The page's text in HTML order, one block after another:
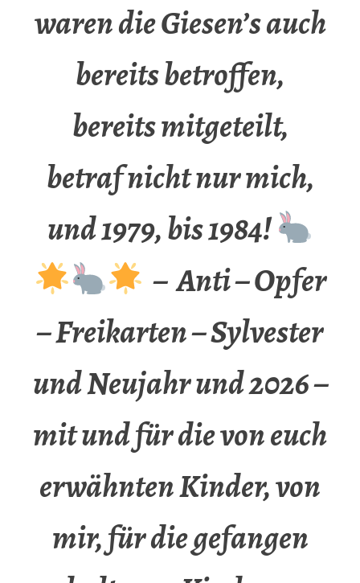
waren die Giesen’s auch
bereits betroffen,
bereits mitgeteilt,
betraf nicht nur mich,
und 1979, bis 1984!
– Anti – Opfer
– Freikarten – Sylvester
und Neujahr und 2026 –
mit und für die von euch
erwähnten Kinder, von
mir, für die gefangen